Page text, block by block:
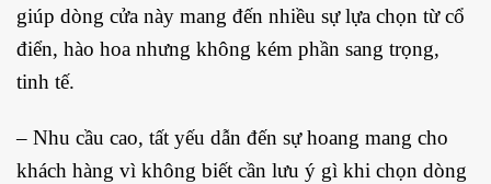
giúp dòng cửa này mang đến nhiều sự lựa chọn từ cổ
điển, hào hoa nhưng không kém phần sang trọng,
tinh tế.
– Nhu cầu cao, tất yếu dẫn đến sự hoang mang cho
khách hàng vì không biết cần lưu ý gì khi chọn dòng